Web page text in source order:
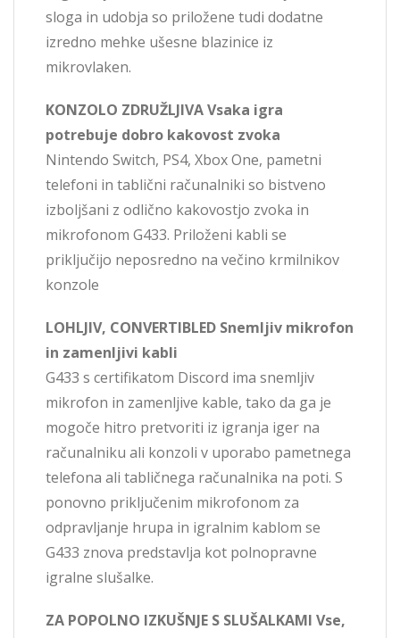
sloga in udobja so priložene tudi dodatne
izredno mehke ušesne blazinice iz
mikrovlaken.
KONZOLO ZDRUŽLJIVA Vsaka igra
potrebuje dobro kakovost zvoka
Nintendo Switch, PS4, Xbox One, pametni
telefoni in tablični računalniki so bistveno
izboljšani z odlično kakovostjo zvoka in
mikrofonom G433. Priloženi kabli se
priključijo neposredno na večino krmilnikov
konzole
LOHLJIV, CONVERTIBLED Snemljiv mikrofon
in zamenljivi kabli
G433 s certifikatom Discord ima snemljiv
mikrofon in zamenljive kable, tako da ga je
mogoče hitro pretvoriti iz igranja iger na
računalniku ali konzoli v uporabo pametnega
telefona ali tabličnega računalnika na poti. S
ponovno priključenim mikrofonom za
odpravljanje hrupa in igralnim kablom se
G433 znova predstavlja kot polnopravne
igralne slušalke.
ZA POPOLNO IZKUŠNJE S SLUŠALKAMI Vse,